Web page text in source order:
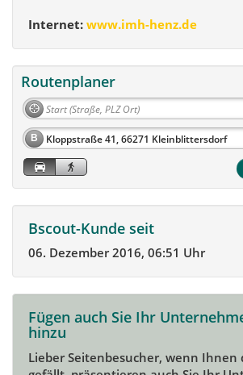
Internet: www.imh-henz.de
Routenplaner
B
Bscout-Kunde seit
06. Dezember 2016, 06:51 Uhr
Fügen auch Sie Ihr
hinzu
Lieber Seitenbesucher, wenn Ihnen